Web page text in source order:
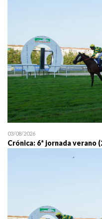
03/08/2026
Crónica: 6ª jornada verano